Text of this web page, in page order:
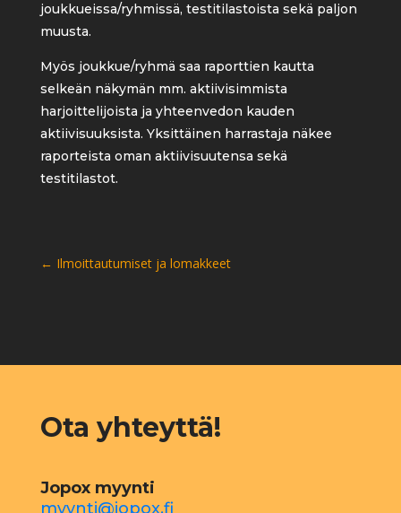
joukkueissa/ryhmissä, testitilastoista sekä paljon
muusta.
Myös joukkue/ryhmä saa raporttien kautta
selkeän näkymän mm. aktiivisimmista
harjoittelijoista ja yhteenvedon kauden
aktiivisuuksista. Yksittäinen harrastaja näkee
raporteista oman aktiivisuutensa sekä
testitilastot.
← Ilmoittautumiset ja lomakkeet
Ota yhteyttä!
Jopox myynti
myynti@jopox.fi